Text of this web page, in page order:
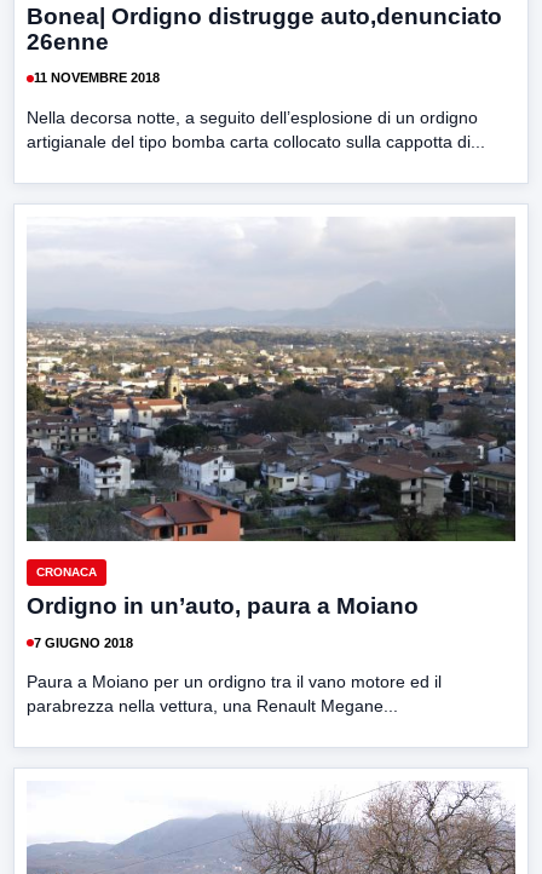
Bonea| Ordigno distrugge auto,denunciato
26enne
11 NOVEMBRE 2018
Nella decorsa notte, a seguito dell’esplosione di un ordigno
artigianale del tipo bomba carta collocato sulla cappotta di...
CRONACA
Ordigno in un’auto, paura a Moiano
7 GIUGNO 2018
Paura a Moiano per un ordigno tra il vano motore ed il
parabrezza nella vettura, una Renault Megane...